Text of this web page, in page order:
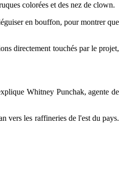
colorées et des nez de clown.
en bouffon, pour montrer que
directement touchés par le projet,
Whitney Punchak, agente de
vers les raffineries de l'est du pays.